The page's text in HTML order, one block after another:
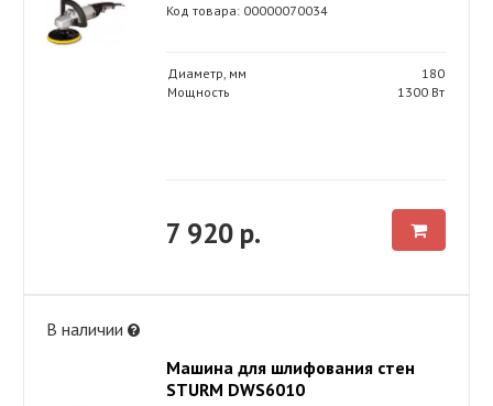
Код товара: 00000070034
Диаметр, мм
180
Мощность
1300 Вт
7 920 р.
В наличии
Машина для шлифования стен
STURM DWS6010